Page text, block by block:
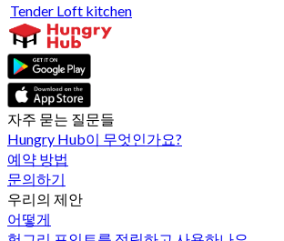
Tender Loft kitchen
자주 묻는 질문들
Hungry Hub이 무엇인가요?
예약 방법
문의하기
우리의 제안
어떻게